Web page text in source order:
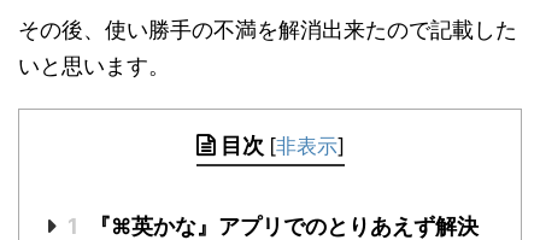
その後、使い勝手の不満を解消出来たので記載した
いと思います。
目次 [非表示]
1
『⌘英かな』アプリでのとりあえず解決